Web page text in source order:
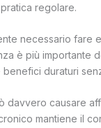
regolare.
necessario fare
è più importante
duraturi
davvero causare
mantiene il